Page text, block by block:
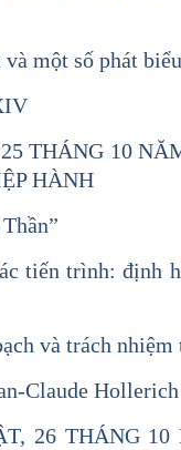
một số phát biểu
THÁNG 10
HÀNH
tiến trình: định
và trách
Claude
26 THÁNG